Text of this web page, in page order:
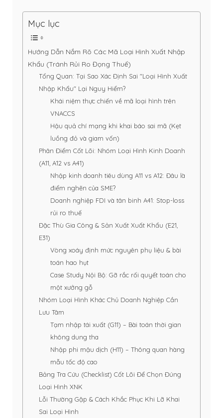
Mục lục
Hướng Dẫn Nắm Rõ Các Mã Loại Hình Xuất Nhập
Khẩu (Tránh Rủi Ro Đọng Thuế)
Tổng Quan: Tại Sao Xác Định Sai "Loại Hình Xuất
Nhập Khẩu" Lại Nguy Hiểm?
Khái niệm thực chiến về mã loại hình trên
VNACCS
Hậu quả chí mạng khi khai báo sai mã (Kẹt
luồng đỏ và giam vốn)
Phân Điểm Cốt Lõi: Nhóm Loại Hình Kinh Doanh
(A11, A12 vs A41)
Nhập kinh doanh tiêu dùng A11 vs A12: Đâu là
điểm nghẽn của SME?
Doanh nghiệp FDI và tân binh A41: Stop-loss
rủi ro thuế
Đặc Thù Gia Công & Sản Xuất Xuất Khẩu (E21,
E31)
Vòng xoáy định mức nguyên phụ liệu & bài
toán hao hụt
Case Study Nội Bộ: Gỡ rắc rối quyết toán cho
một xưởng gỗ
Nhóm Loại Hình Khác Chủ Doanh Nghiệp Cần
Lưu Tâm
Tạm nhập tái xuất (G11) – Bài toán thời gian
không dung tha
Nhập phi mậu dịch (H11) – Thông quan hàng
mẫu tốc độ cao
Bảng Tra Cứu (Checklist) Cốt Lõi Để Chọn Đúng
Loại Hình XNK
Lỗi Thường Gặp & Cách Khắc Phục Khi Lỡ Khai
Sai Loại Hình